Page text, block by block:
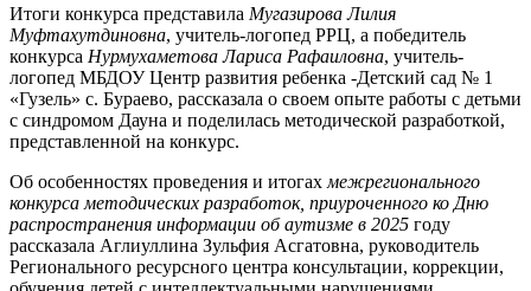
Итоги конкурса представила Мугазирова Лилия
Муфтахутдиновна, учитель-логопед РРЦ, а победитель
конкурса Нурмухаметова Лариса Рафаиловна, учитель-
логопед МБДОУ Центр развития ребенка -Детский сад № 1
«Гузель» с. Бураево, рассказала о своем опыте работы с детьми
с синдромом Дауна и поделилась методической разработкой,
представленной на конкурс.
Об особенностях проведения и итогах межрегионального
конкурса методических разработок, приуроченного ко Дню
распространения информации об аутизме в 2025 году
рассказала Аглиуллина Зульфия Асгатовна, руководитель
Регионального ресурсного центра консультации, коррекции,